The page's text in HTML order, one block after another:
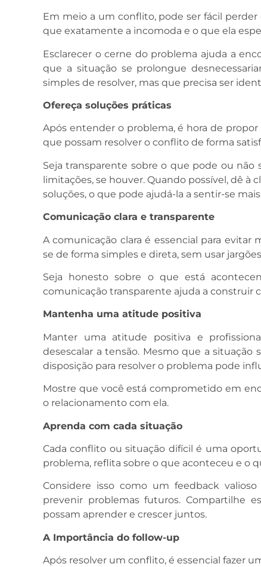
Em meio a um conflito, pode ser fácil
que exatamente a incomoda e o que ela
Esclarecer o cerne do problema ajuda a
que a situação se prolongue
simples de resolver, mas que precisa ser
Ofereça soluções práticas
Após entender o problema, é hora de
que possam resolver o conflito de forma
Seja transparente sobre o que pode ou não
limitações, se houver. Quando possível, dê
soluções, o que pode ajudá-la a sentir-se
Comunicação clara e transparente
A comunicação clara é essencial para evitar
se de forma simples e direta, sem usar
Seja honesto sobre o que está
comunicação transparente ajuda a construir
Mantenha uma atitude positiva
Manter uma atitude positiva e
desescalar a tensão. Mesmo que a
disposição para resolver o problema pode
Mostre que você está comprometido em
o relacionamento com ela.
Aprenda com cada situação
Cada conflito ou situação difícil é uma
problema, reflita sobre o que aconteceu e o
Considere isso como um feedback
prevenir problemas futuros. Compartilhe
possam aprender e crescer juntos.
A Importância do follow-up
Após resolver um conflito, é essencial fazer